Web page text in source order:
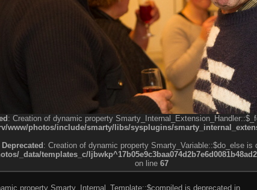
: Creation of dynamic property
www/photos/include/smarty/libs/sysplugins/
Deprecated: Creation of dynamic property Smarty_Variable::$do_else is
_data/templates_c/
on line 67
property Smarty_Internal_Template::$compiled is deprecated in